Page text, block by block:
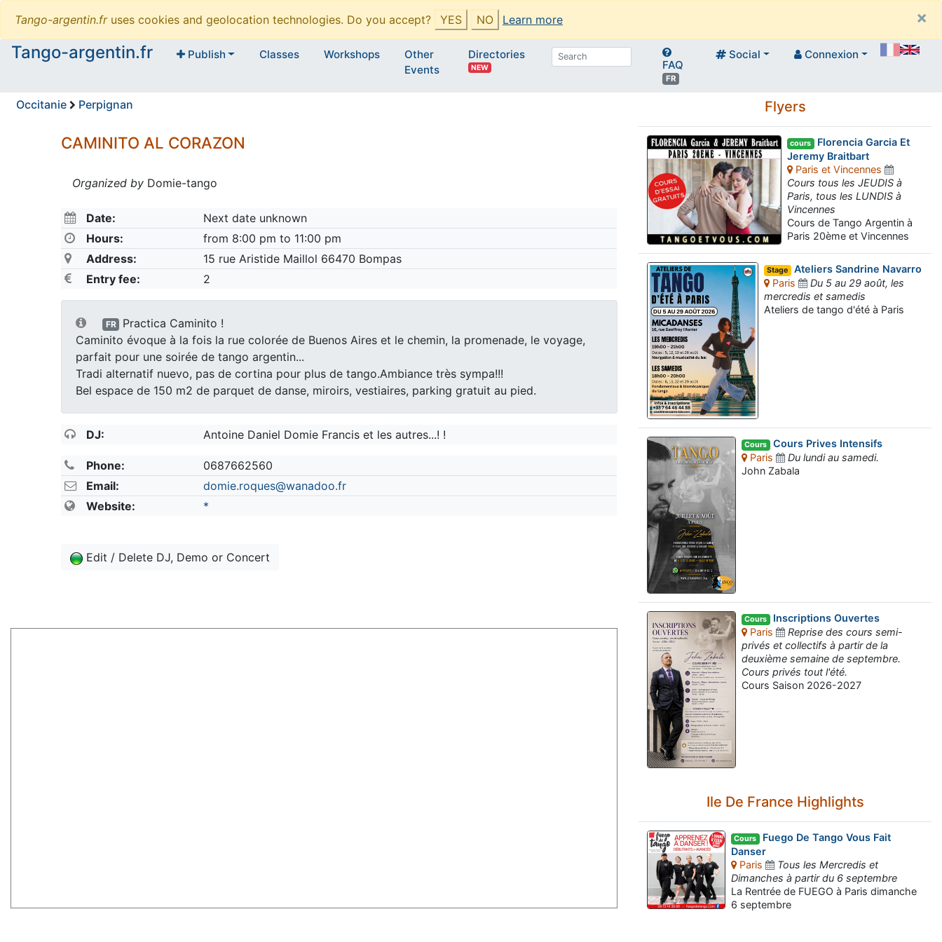
Tango-argentin.fruses cookies and geolocation technologies. Do you accept? YES NO Learn more
×
Tango-argentin.fr
Publish Classes Workshops
Other
Events
Directories
NEW FAQ
FR
Social Connexion
Occitanie Perpignan
CAMINITO AL CORAZON
Organized by Domie-tango
Date:
Next date unknown
Hours:
from 8:00 pm to 11:00 pm
Address:
15 rue Aristide Maillol 66470 Bompas
Entry fee:
2
FR
Practica Caminito !
Caminito évoque à la fois la rue colorée de Buenos Aires et le chemin, la promenade, le voyage,
parfait pour une soirée de tango argentin...
Tradi alternatif nuevo, pas de cortina pour plus de tango.Ambiance très sympa!!!
Bel espace de 150 m2 de parquet de danse, miroirs, vestiaires, parking gratuit au pied.
DJ: Antoine Daniel Domie Francis et les autres...! !
Phone:
0687662560
Email:
domie.roques@wanadoo.fr
Website:
*
Edit / Delete DJ, Demo or Concert
Flyers
cours Florencia Garcia Et
Jeremy Braitbart
Paris et Vincennes
Cours tous les JEUDIS à
Paris, tous les LUNDIS à
Vincennes
Cours de Tango Argentin à
Paris 20ème et Vincennes
Stage Ateliers Sandrine Navarro
Paris
Du 5 au 29 août, les
mercredis et samedis
Ateliers de tango d'été à Paris
Cours Cours Prives Intensifs
Paris
Du lundi au samedi.
John Zabala
Cours Inscriptions Ouvertes
Paris
Reprise des cours semi-
privés et collectifs à partir de la
deuxième semaine de septembre.
Cours privés tout l'été.
Cours Saison 2026-2027
Ile De France Highlights
Cours Fuego De Tango Vous Fait
Danser
Paris
Tous les Mercredis et
Dimanches à partir du 6 septembre
La Rentrée de FUEGO à Paris dimanche
6 septembre
Assistant tango-argentin.fr
Questions sur les milongas, cours et stages